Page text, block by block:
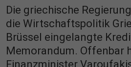
Die griechische
die Wirtschaftspolitik
Brüssel eingelangte
Memorandum. Offenbar
Finanzminister